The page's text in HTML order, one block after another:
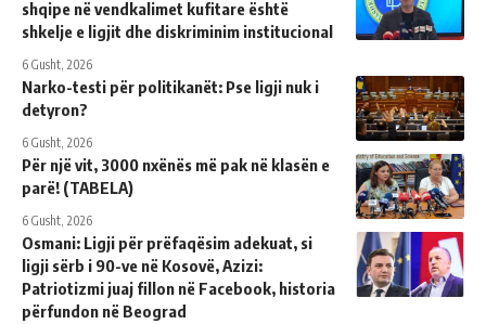
shqipe në vendkalimet kufitare është
shkelje e ligjit dhe diskriminim institucional
6 Gusht, 2026
Narko-testi për politikanët: Pse ligji nuk i
detyron?
6 Gusht, 2026
Për një vit, 3000 nxënës më pak në klasën e
parë! (TABELA)
6 Gusht, 2026
Osmani: Ligji për prëfaqësim adekuat, si
ligji sërb i 90-ve në Kosovë, Azizi:
Patriotizmi juaj fillon në Facebook, historia
përfundon në Beograd